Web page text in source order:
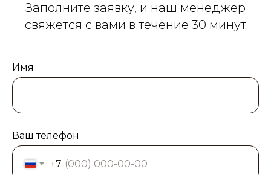
Заполните заявку, и наш менеджер
свяжется с вами в течение 30 минут
Имя
Ваш телефон
+7